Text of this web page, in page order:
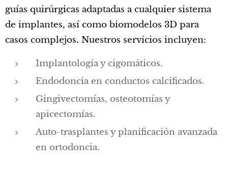
guías quirúrgicas adaptadas a cualquier sistema
de implantes, así como biomodelos 3D para
casos complejos. Nuestros servicios incluyen:
Implantología y cigomáticos.
Endodoncia en conductos calcificados.
Gingivectomías, osteotomías y
apicectomías.
Auto-trasplantes y planificación avanzada
en ortodoncia.